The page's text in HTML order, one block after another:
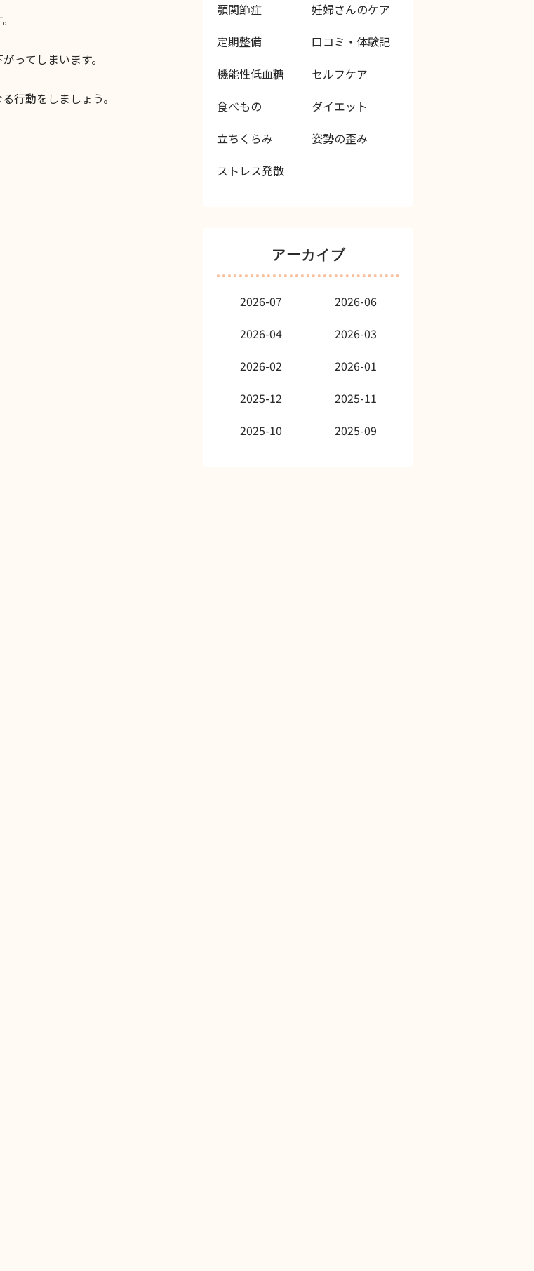
ってしまいます。
行動をしましょう。
顎関節症
妊婦さんのケア
定期整備
口コミ・体験記
機能性低血糖
セルフケア
食べもの
ダイエット
立ちくらみ
姿勢の歪み
ストレス発散
アーカイブ
2026-07
2026-06
2026-04
2026-03
2026-02
2026-01
2025-12
2025-11
2025-10
2025-09